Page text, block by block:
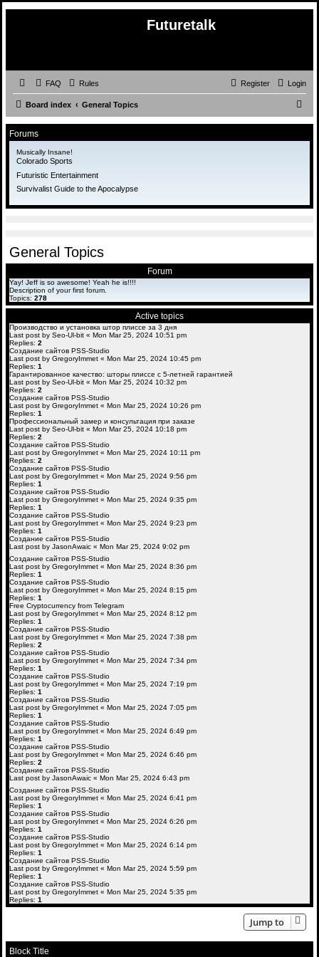
Futuretalk
FAQ Rules Login
Register
Board index General Topics
General Topics
Forum
Yay! Jeff is so awesome! Yeah he is!!!!
Description of your first forum.
Topics: 278
Active topics
Производство и установка штор плиссе за 3 дня
Last post by Seo-Ul-bit « Mon Mar 25, 2024 10:51 pm
Replies: 2
Создание сайтов PSS-Studio
Last post by GregoryImmet « Mon Mar 25, 2024 10:45 pm
Replies: 1
Гарантированное качество: шторы плиссе с 5-летней гарантией
Last post by Seo-Ul-bit « Mon Mar 25, 2024 10:32 pm
Replies: 2
Создание сайтов PSS-Studio
Last post by GregoryImmet « Mon Mar 25, 2024 10:26 pm
Replies: 1
Профессиональный замер и консультация при заказе
Last post by Seo-Ul-bit « Mon Mar 25, 2024 10:18 pm
Replies: 2
Создание сайтов PSS-Studio
Last post by GregoryImmet « Mon Mar 25, 2024 10:11 pm
Replies: 2
Создание сайтов PSS-Studio
Last post by GregoryImmet « Mon Mar 25, 2024 9:56 pm
Replies: 1
Создание сайтов PSS-Studio
Last post by GregoryImmet « Mon Mar 25, 2024 9:35 pm
Replies: 1
Создание сайтов PSS-Studio
Last post by GregoryImmet « Mon Mar 25, 2024 9:23 pm
Replies: 1
Создание сайтов PSS-Studio
Last post by JasonAwaic « Mon Mar 25, 2024 9:02 pm
Создание сайтов PSS-Studio
Last post by GregoryImmet « Mon Mar 25, 2024 8:36 pm
Replies: 1
Создание сайтов PSS-Studio
Last post by GregoryImmet « Mon Mar 25, 2024 8:15 pm
Replies: 1
Free Cryptocurrency from Telegram
Last post by GregoryImmet « Mon Mar 25, 2024 8:12 pm
Replies: 1
Создание сайтов PSS-Studio
Last post by GregoryImmet « Mon Mar 25, 2024 7:38 pm
Replies: 2
Создание сайтов PSS-Studio
Last post by GregoryImmet « Mon Mar 25, 2024 7:34 pm
Replies: 1
Создание сайтов PSS-Studio
Last post by GregoryImmet « Mon Mar 25, 2024 7:19 pm
Replies: 1
Создание сайтов PSS-Studio
Last post by GregoryImmet « Mon Mar 25, 2024 7:05 pm
Replies: 1
Создание сайтов PSS-Studio
Last post by GregoryImmet « Mon Mar 25, 2024 6:49 pm
Replies: 1
Создание сайтов PSS-Studio
Last post by GregoryImmet « Mon Mar 25, 2024 6:46 pm
Replies: 2
Создание сайтов PSS-Studio
Last post by JasonAwaic « Mon Mar 25, 2024 6:43 pm
Создание сайтов PSS-Studio
Last post by GregoryImmet « Mon Mar 25, 2024 6:41 pm
Replies: 1
Создание сайтов PSS-Studio
Last post by GregoryImmet « Mon Mar 25, 2024 6:26 pm
Replies: 1
Создание сайтов PSS-Studio
Last post by GregoryImmet « Mon Mar 25, 2024 6:14 pm
Replies: 1
Создание сайтов PSS-Studio
Last post by GregoryImmet « Mon Mar 25, 2024 5:59 pm
Replies: 1
Создание сайтов PSS-Studio
Last post by GregoryImmet « Mon Mar 25, 2024 5:35 pm
Replies: 1
Jump to
Block Title
Forums
Musically Insane!
Colorado Sports
Futuristic Entertainment
Survivalist Guide to the Apocalypse